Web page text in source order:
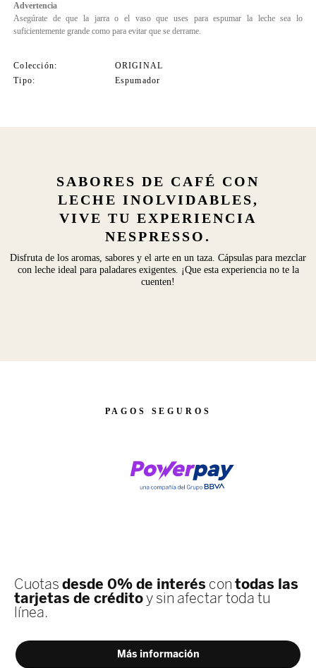
Advertencia
Asegúrate de que la jarra o el vaso que uses para espumar la leche sea lo
suficientemente grande como para evitar que se derrame.
Colección
ORIGINAL
Tipo
Espumador
SABORES DE CAFÉ CON
LECHE INOLVIDABLES,
VIVE TU EXPERIENCIA
NESPRESSO.
Disfruta de los aromas, sabores y el arte en un taza. Cápsulas para mezclar
con leche ideal para paladares exigentes. ¡Que esta experiencia no te la
cuenten!
PAGOS SEGUROS